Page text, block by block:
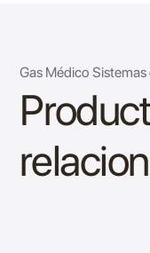
Gas Médico Sistemas